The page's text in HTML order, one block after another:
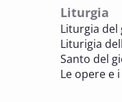
BENI CULTURALI E
8 OTTOBRE 2025
Incontro
Liturgia
Liturgia del
Liturigia
Santo del
Le opere e